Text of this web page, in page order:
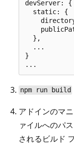
devServer: {
  static: {
  },
  ...
}
npm run build
アドインのマ
ァイルへのパ
されるビルド